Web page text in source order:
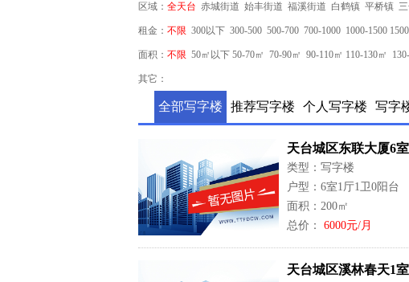
区域： 全天台 赤城街道 始丰街道 福溪街道 白鹤镇 平桥镇
租金： 不限 300以下 300-500 500-700 700-1000 1000-1500
面积： 不限 50㎡以下 50-70㎡ 70-90㎡ 90-110㎡ 110-130㎡
其它：
全部写字楼 推荐写字楼 个人写字楼 写字
天台城区东联大厦6
类型：写字楼
户型：6室1厅1卫0阳台
面积：200㎡
总价： 6000元/月
天台城区溪林春天1